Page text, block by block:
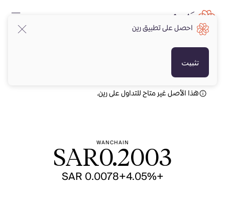
هذا الأصل غير متاح للتداول على رين.
WANCHAIN
SAR0.2003
+4.05%
+SAR 0.0078
احصل على تطبيق رين
تثبيت